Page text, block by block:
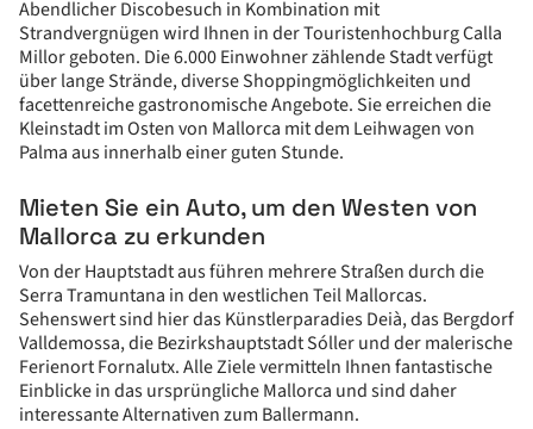
Abendlicher Discobesuch in Kombination mit
Strandvergnügen wird Ihnen in der Touristenhochburg Calla
Millor geboten. Die 6.000 Einwohner zählende Stadt verfügt
über lange Strände, diverse Shoppingmöglichkeiten und
facettenreiche gastronomische Angebote. Sie erreichen die
Kleinstadt im Osten von Mallorca mit dem Leihwagen von
Palma aus innerhalb einer guten Stunde.
Mieten Sie ein Auto, um den Westen von
Mallorca zu erkunden
Von der Hauptstadt aus führen mehrere Straßen durch die
Serra Tramuntana in den westlichen Teil Mallorcas.
Sehenswert sind hier das Künstlerparadies Deià, das Bergdorf
Valldemossa, die Bezirkshauptstadt Sóller und der malerische
Ferienort Fornalutx. Alle Ziele vermitteln Ihnen fantastische
Einblicke in das ursprüngliche Mallorca und sind daher
interessante Alternativen zum Ballermann.